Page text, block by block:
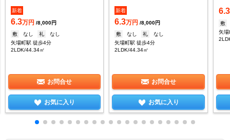
新着
6.3万円 /8,000円
敷
なし 礼
なし
矢場町駅 徒歩4分
2LDK/44.34㎡
お問合せ
お気に入り
新着
6.3万円 /8,000円
敷
なし 礼
なし
矢場町駅 徒歩4分
2LDK/44.34㎡
お問合せ
お気に入り
6.3
敷
矢場